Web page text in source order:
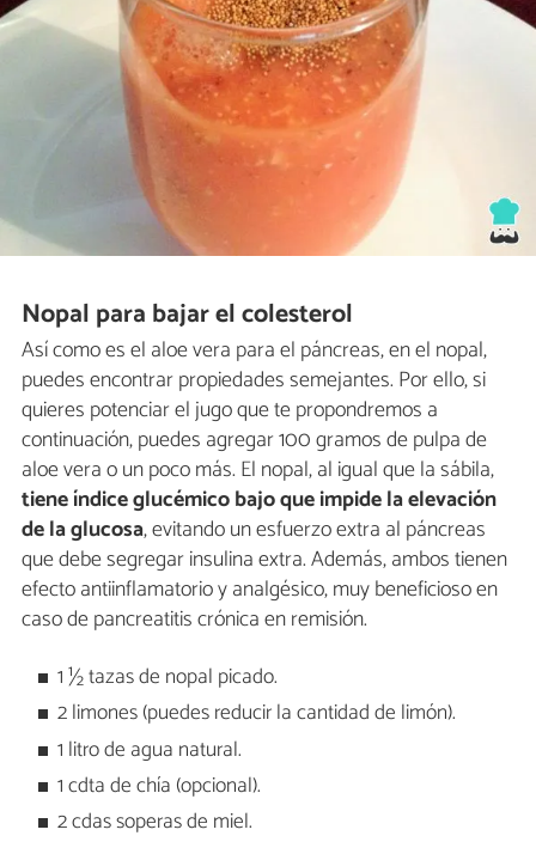
Nopal para bajar el colesterol
Así como es el aloe vera para el páncreas, en el nopal,
puedes encontrar propiedades semejantes. Por ello, si
quieres potenciar el jugo que te propondremos a
continuación, puedes agregar 100 gramos de pulpa de
aloe vera o un poco más. El nopal, al igual que la sábila,
tiene índice glucémico bajo que impide la elevación
de la glucosa, evitando un esfuerzo extra al páncreas
que debe segregar insulina extra. Además, ambos tienen
efecto antiinflamatorio y analgésico, muy beneficioso en
caso de pancreatitis crónica en remisión.
1 ½ tazas de nopal picado.
2 limones (puedes reducir la cantidad de limón).
1 litro de agua natural.
1 cdta de chía (opcional).
2 cdas soperas de miel.